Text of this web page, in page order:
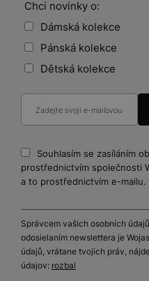
Chci novinky o:
Dámská kolekce
Pánská kolekce
Dětská kolekce
Souhlasím se zasíláním
prostřednictvím společnosti
a to prostřednictvím e-mailu.
Správcem vašich osobních
odosielaním newslettera je
údajů, vrátane tvojich práv,
údajov: rozbal